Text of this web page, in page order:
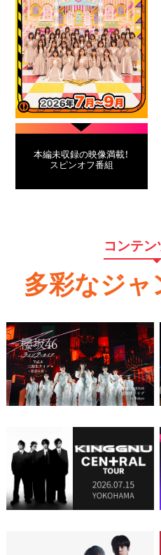
本編未収録の映像満載！
スピンオフ番組
コンテ
多彩なジャ